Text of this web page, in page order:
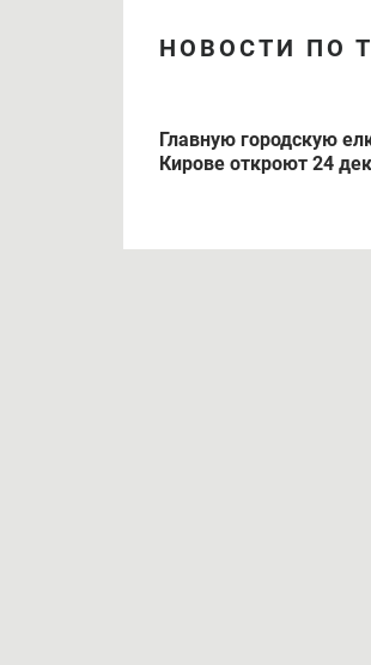
НОВОСТИ ПО
Главную городскую
Кирове откроют 24